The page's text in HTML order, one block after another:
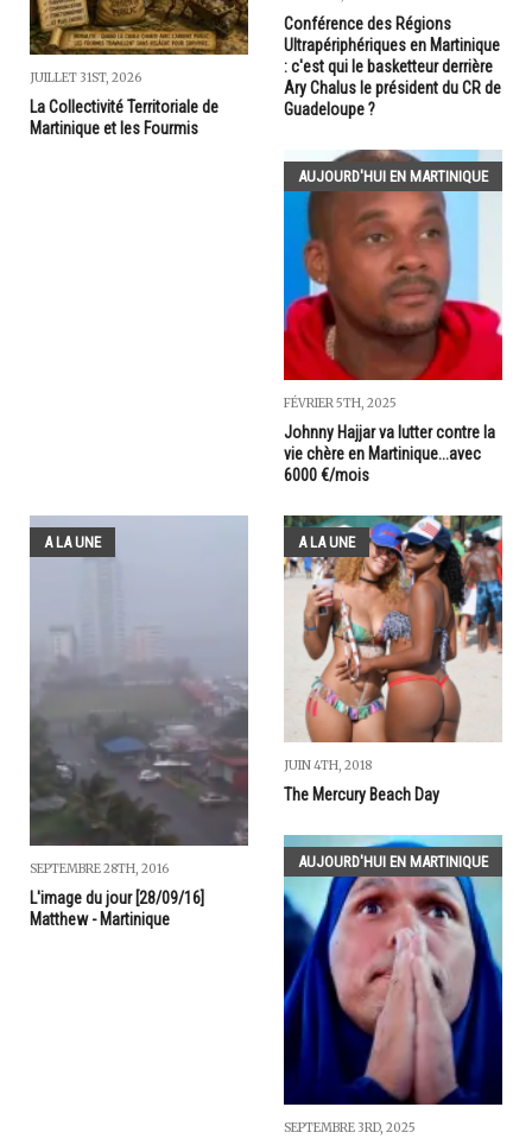
JUILLET 31ST, 2026
La Collectivité Territoriale de
Martinique et les Fourmis
Conférence des Régions
Ultrapériphériques en Martinique
: c'est qui le basketteur derrière
Ary Chalus le président du CR de
Guadeloupe ?
AUJOURD'HUI EN MARTINIQUE
FÉVRIER 5TH, 2025
Johnny Hajjar va lutter contre la
vie chère en Martinique...avec
6000 €/mois
A LA UNE
SEPTEMBRE 28TH, 2016
L'image du jour [28/09/16]
Matthew - Martinique
A LA UNE
JUIN 4TH, 2018
The Mercury Beach Day
AUJOURD'HUI EN MARTINIQUE
SEPTEMBRE 3RD, 2025